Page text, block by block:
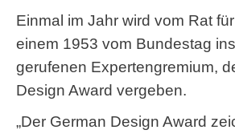
Einmal im Jahr wird vom Rat
einem 1953 vom Bundestag
gerufenen Expertengremium,
Design Award vergeben.
„Der German Design Award